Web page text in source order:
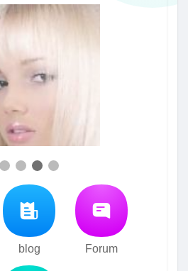
blog Forum